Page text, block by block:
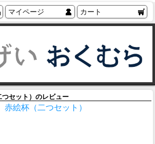
マイページ カート
セット）のレビュー
絵杯（二つセット）